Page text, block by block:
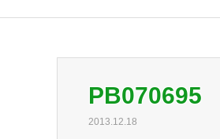
PB070695
2013.12.18